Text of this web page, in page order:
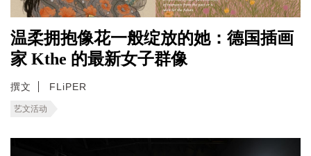
温柔拥抱像花一般绽放的她：德国插画
家 Kthe 的最新女子群像
撰文 FLiPER
艺文活动